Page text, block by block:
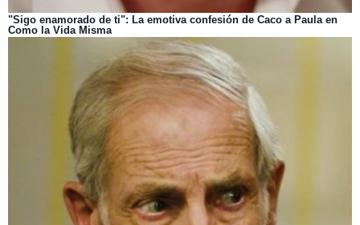
"Sigo enamorado de ti": La emotiva confesión de Caco a Paula en
Como la Vida Misma